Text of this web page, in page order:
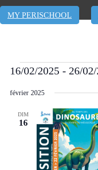
MY PERISCHOOL
Évènements
16/02/2025 - 26/
une
février 2025
DIM
16